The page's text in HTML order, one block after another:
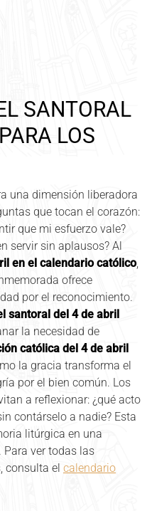
SANTORAL
LOS
una dimensión liberadora
que tocan el corazón:
que mi esfuerzo vale?
servir sin aplausos? Al
en el calendario católico,
ofrece
por el reconocimiento.
santoral del 4 de abril
la necesidad de
católica del 4 de abril
la gracia transforma el
por el bien común. Los
a reflexionar: ¿qué acto
contárselo a nadie? Esta
litúrgica en una
ver todas las
consulta el calendario